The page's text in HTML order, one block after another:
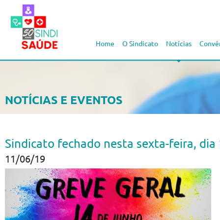
Notícias
O Sindicato
Home
NOTÍCIAS E EVENTOS
Sindicato fechado nesta sexta-feira,
11/06/19